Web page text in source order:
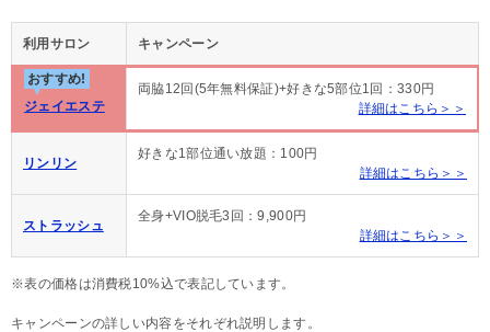
利用サロン キャンペーン
おすすめ!
ジェイエステ
両脇12回(5年無料保証)+好きな5部位1回：330円
詳細はこちら＞＞
リンリン
好きな1部位通い放題：100円
詳細はこちら＞＞
ストラッシュ
全身+VIO脱毛3回：9,900円
詳細はこちら＞＞
※表の価格は消費税10%込で表記しています。
キャンペーンの詳しい内容をそれぞれ説明します。